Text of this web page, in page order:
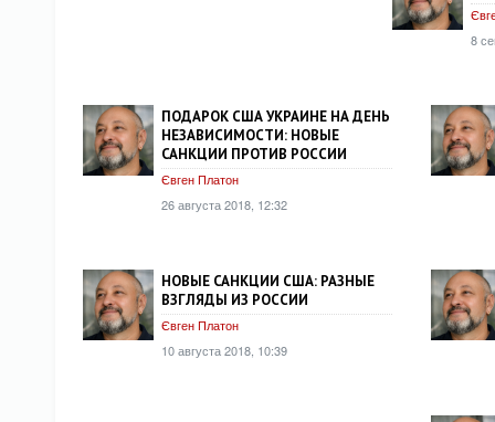
8
ПОДАРОК США УКРАИНЕ НА ДЕНЬ
НЕЗАВИСИМОСТИ: НОВЫЕ
САНКЦИИ ПРОТИВ РОССИИ
Євген Платон
26 августа 2018, 12:32
НОВЫЕ САНКЦИИ США: РАЗНЫЕ
ВЗГЛЯДЫ ИЗ РОССИИ
Євген Платон
10 августа 2018, 10:39